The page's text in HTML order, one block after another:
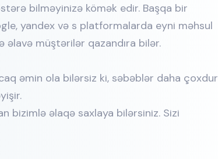
bilməyinizə kömək edir. Başqa bir
yandex və s platformalarda eyni məhsul
əlavə müştərilər qazandıra bilər.
əmin ola bilərsiz ki, səbəblər daha çoxdur
bizimlə əlaqə saxlaya bilərsiniz. Sizi